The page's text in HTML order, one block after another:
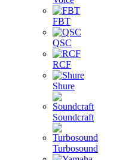
FBT
QSC
RCF
Shure
Soundcraft
Turbosound